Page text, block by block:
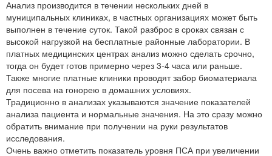
Анализ производится в течении нескольких дней в
муниципальных клиниках, в частных организациях может быть
выполнен в течение суток. Такой разброс в сроках связан с
высокой нагрузкой на бесплатные районные лаборатории. В
платных медицинских центрах анализ можно сделать срочно,
тогда он будет готов примерно через 3-4 часа или раньше.
Также многие платные клиники проводят забор биоматериала
для посева на гонорею в домашних условиях.
Традиционно в анализах указываются значение показателей
анализа пациента и нормальные значения. На это сразу можно
обратить внимание при получении на руки результатов
исследования.
Очень важно отметить показатель уровня ПСА при увеличении